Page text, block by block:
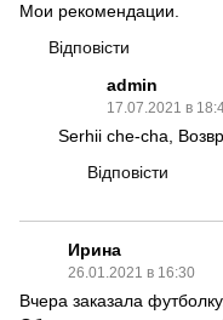
Мои рекомендации.
Відповісти
admin
17.07.2021 в
Serhii che-cha,
Відповісти
Ирина
26.01.2021 в 16:30
Вчера заказала